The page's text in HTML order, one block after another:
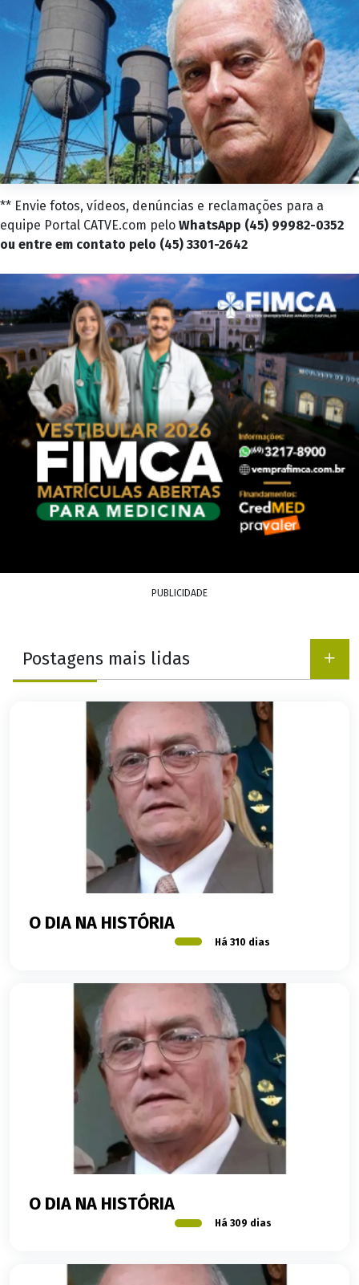
** Envie fotos, vídeos, denúncias e reclamações para a
equipe Portal CATVE.com pelo WhatsApp (45) 99982-0352
ou entre em contato pelo (45) 3301-2642
PUBLICIDADE
Postagens mais lidas
O DIA NA HISTÓRIA
Há 310 dias
O DIA NA HISTÓRIA
Há 309 dias